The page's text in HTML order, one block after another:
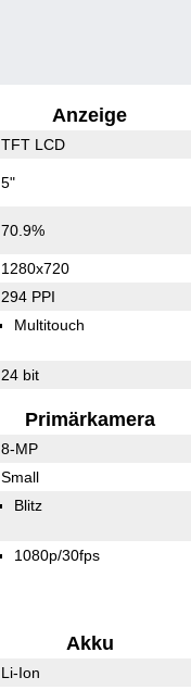
Anzeige
TFT LCD
5"
70.9%
1280x720
294 PPI
Multitouch
24 bit
Primärkamera
8-MP
Small
Blitz
1080p/30fps
Akku
Li-Ion